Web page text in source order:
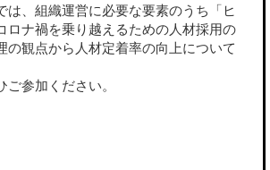
は、組織運営に必要な要素のうち「ヒ
ロナ禍を乗り越えるための人材採用の
の観点から人材定着率の向上について
ご参加ください。